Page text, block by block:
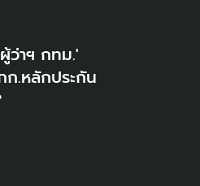
ว่าฯ กทม.'
ก.หลักประกัน